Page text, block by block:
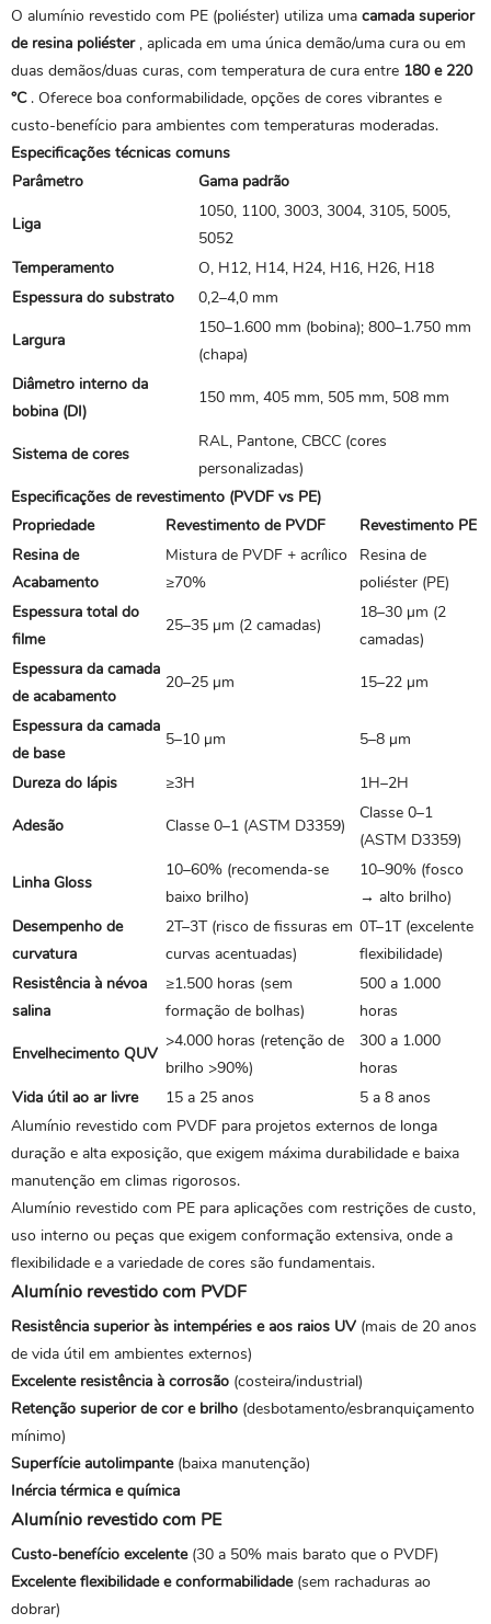
O alumínio revestido com PE (poliéster) utiliza uma camada superior
de resina poliéster, aplicada em uma única demão/uma cura ou em
duas demãos/duas curas, com temperatura de cura entre 180 e 220
°C. Oferece boa conformabilidade, opções de cores vibrantes e
custo-benefício para ambientes com temperaturas moderadas.
Especificações técnicas comuns
Parâmetro
Gama padrão
Liga
1050, 1100, 3003, 3004, 3105, 5005,
5052
Temperamento
O, H12, H14, H24, H16, H26, H18
Espessura do substrato
0,2–4,0 mm
Largura
150–1.600 mm (bobina); 800–1.750 mm
(chapa)
Diâmetro interno da
bobina (DI)
150 mm, 405 mm, 505 mm, 508 mm
Sistema de cores
RAL, Pantone, CBCC (cores
personalizadas)
Especificações de revestimento (PVDF vs PE)
Propriedade
Revestimento de PVDF
Revestimento PE
Resina de
Acabamento
Mistura de PVDF + acrílico
≥70%
Resina de
poliéster (PE)
Espessura total do
filme
25–35 μm (2 camadas)
18–30 μm (2
camadas)
Espessura da camada
de acabamento
20–25 μm 15–22 μm
Espessura da camada
de base
5–10 μm 5–8 μm
Dureza do lápis ≥3H 1H–2H
Adesão Classe 0–1 (ASTM D3359)
Classe 0–1
(ASTM D3359)
Linha Gloss
10–60% (recomenda-se
baixo brilho)
10–90% (fosco
→ alto brilho)
Desempenho de
curvatura
2T–3T (risco de fissuras em
curvas acentuadas)
0T–1T (excelente
flexibilidade)
Resistência à névoa
salina
≥1.500 horas (sem
formação de bolhas)
500 a 1.000
horas
Envelhecimento QUV
>4.000 horas (retenção de
brilho >90%)
300 a 1.000
horas
Vida útil ao ar livre
15 a 25 anos
5 a 8 anos
Alumínio revestido com PVDF para projetos externos de longa
duração e alta exposição, que exigem máxima durabilidade e baixa
manutenção em climas rigorosos.
Alumínio revestido com PE para aplicações com restrições de custo,
uso interno ou peças que exigem conformação extensiva, onde a
flexibilidade e a variedade de cores são fundamentais.
Alumínio revestido com PVDF
Resistência superior às intempéries e aos raios UV (mais de 20 anos
de vida útil em ambientes externos)
Excelente resistência à corrosão (costeira/industrial)
Retenção superior de cor e brilho (desbotamento/esbranquiçamento
mínimo)
Superfície autolimpante(baixa manutenção)
Inércia térmica e química
Alumínio revestido com PE
Custo-benefício excelente(30 a 50% mais barato que o PVDF)
Excelente flexibilidade e conformabilidade(sem rachaduras ao
dobrar)